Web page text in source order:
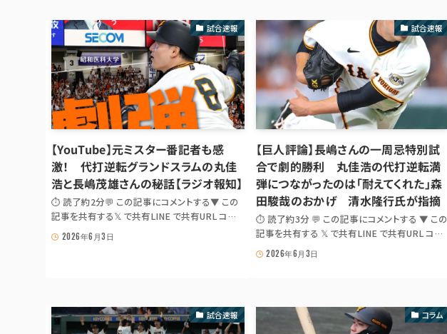
メニューニュース 出...
試合速報
【YouTube】元ミスター番記者も感
激！ 代打逆転グランドスラムの丸佳
浩と長嶋茂雄さんの秘話【ラジオ報知】
⏱ 読了約2分💬 この記事にコメントする▼ この
記事を共有する𝕏 で共有LINE で共有URL コピ
ーJS が無効の場合は出典記事 URL を共有: 𝕏 ·
LINE 📰 スポーツ報知 巨人 tag⚾ GIANTS
2026年6月3日
試合速報
【巨人評論】長嶋さんの一周忌特別試
合で劇的勝利 丸佳浩の代打逆転満
弾につながったのは「耐えてくれた」森
田駿哉のおかげ 清水隆行氏が指摘
⏱ 読了約3分 💬 この記事にコメントする ▼ この
記事を共有する 𝕏 で共有LINE で共有URL コピ
ー JS が無効の場合は出典記事 URL を共有: 𝕏
· LINE 📰 スポーツ報知 巨人 tag⚾ GIANTS
2026年6月3日
試合速報 コラム